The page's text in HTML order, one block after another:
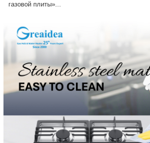
газовой плиты»...